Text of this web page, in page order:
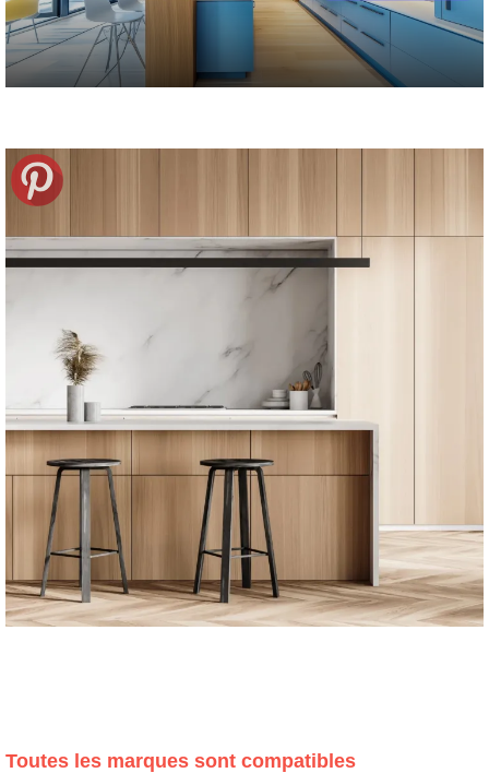
Toutes les marques sont compatibles